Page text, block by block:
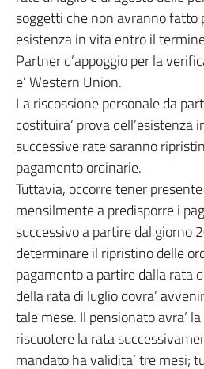
soggetti che non avranno fatto
esistenza in vita entro il
Partner d’appoggio per la
e’ Western Union.
La riscossione personale da
costituira’ prova dell’esistenza
successive rate saranno
pagamento ordinarie.
Tuttavia, occorre tener
mensilmente a predisporre i
successivo a partire dal giorno
determinare il ripristino delle
pagamento a partire dalla rata
della rata di luglio dovra’
tale mese. Il pensionato avra’
riscuotere la rata
mandato ha validita’ tre mesi;